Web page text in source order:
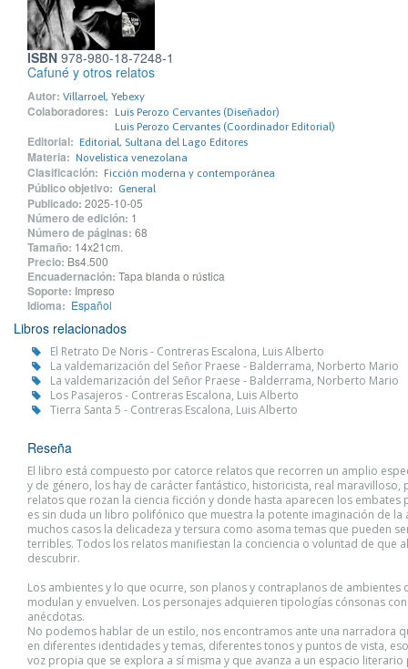
ISBN 978-980-18-7248-1
Cafuné y otros relatos
Autor: Villarroel, Yebexy
Colaboradores: Luis Perozo Cervantes (Diseñador)
Luis Perozo Cervantes (Coordinador Editorial)
Editorial: Editorial, Sultana del Lago Editores
Materia: Novelística venezolana
Clasificación: Ficción moderna y contemporánea
Público objetivo: General
Publicado: 2025-10-05
Número de edición: 1
Número de páginas: 68
Tamaño: 14x21cm.
Precio: Bs4.500
Encuadernación: Tapa blanda o rústica
Soporte: Impreso
Idioma: Español
Libros relacionados
El Retrato De Noris - Contreras Escalona, Luis Alberto
La valdemarización del Señor Praese - Balderrama, Norberto Mario
La valdemarización del Señor Praese - Balderrama, Norberto Mario
Los Pasajeros - Contreras Escalona, Luis Alberto
Tierra Santa 5 - Contreras Escalona, Luis Alberto
Reseña
El libro está compuesto por catorce relatos que recorren un amplio
y de género, los hay de carácter fantástico, historicista, real maravilloso,
relatos que rozan la ciencia ficción y donde hasta aparecen los embates
es sin duda un libro polifónico que muestra la potente imaginación de la
muchos casos la delicadeza y tersura como asoma temas que pueden
terribles. Todos los relatos manifiestan la conciencia o voluntad de que
descubrir.
Los ambientes y lo que ocurre, son planos y contraplanos de ambientes
modulan y envuelven. Los personajes adquieren tipologías cónsonas
anécdotas.
No podemos hablar de un estilo, nos encontramos ante una narradora
en diferentes identidades y temas, diferentes tonos y puntos de vista,
voz propia que se explora a sí misma y que avanza a un espacio